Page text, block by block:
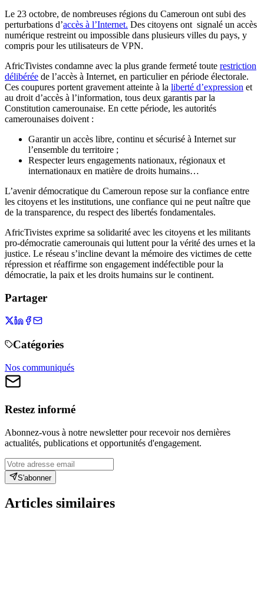
Le 23 octobre, de nombreuses régions du Cameroun ont subi des
perturbations d’accès à l’Internet. Des citoyens ont signalé un accès
numérique restreint ou impossible dans plusieurs villes du pays, y
compris pour les utilisateurs de VPN.
AfricTivistes condamne avec la plus grande fermeté toute restriction
délibérée de l’accès à Internet, en particulier en période électorale.
Ces coupures portent gravement atteinte à la liberté d’expression et
au droit d’accès à l’information, tous deux garantis par la
Constitution camerounaise. En cette période, les autorités
camerounaises doivent :
Garantir un accès libre, continu et sécurisé à Internet sur
l’ensemble du territoire ;
Respecter leurs engagements nationaux, régionaux et
internationaux en matière de droits humains…
L’avenir démocratique du Cameroun repose sur la confiance entre
les citoyens et les institutions, une confiance qui ne peut naître que
de la transparence, du respect des libertés fondamentales.
AfricTivistes exprime sa solidarité avec les citoyens et les militants
pro-démocratie camerounais qui luttent pour la vérité des urnes et la
justice. Le réseau s’incline devant la mémoire des victimes de cette
répression et réaffirme son engagement indéfectible pour la
démocratie, la paix et les droits humains sur le continent.
Partager
Catégories
Nos communiqués
Restez informé
Abonnez-vous à notre newsletter pour recevoir nos dernières
actualités, publications et opportunités d'engagement.
S'abonner
Articles similaires